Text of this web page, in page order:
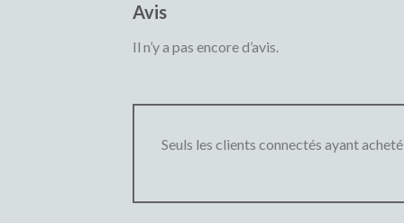
Avis
Il n’y a pas encore d’avis.
Seuls les clients connectés ayant